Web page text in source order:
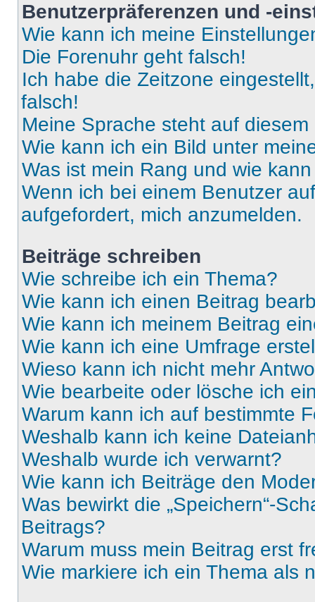
Benutzerpräferenzen und -
Wie kann ich meine
Die Forenuhr geht falsch!
Ich habe die Zeitzone
falsch!
Meine Sprache steht auf
Wie kann ich ein Bild unter
Was ist mein Rang und wie
Wenn ich bei einem Benutzer
aufgefordert, mich anzumelden.
Beiträge schreiben
Wie schreibe ich ein Thema?
Wie kann ich einen Beitrag
Wie kann ich meinem Beitrag
Wie kann ich eine Umfrage
Wieso kann ich nicht mehr
Wie bearbeite oder lösche ich
Warum kann ich auf bestimmte
Weshalb kann ich keine
Weshalb wurde ich verwarnt?
Wie kann ich Beiträge den
Was bewirkt die „Speichern“-
Beitrags?
Warum muss mein Beitrag erst
Wie markiere ich ein Thema als